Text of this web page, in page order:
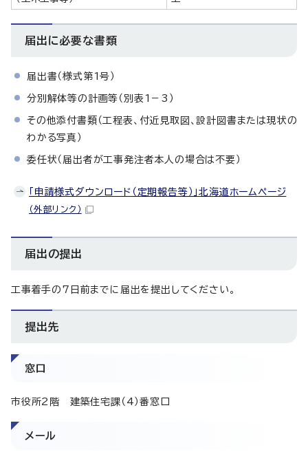
届出に必要な書類
届出書（様式第1号）
分別解体等の計画等（別表1－3）
その他添付書類（工程表、付近見取図、設計図書または現状の
わかる写真）
委任状（届出者が工事発注者本人の場合は不要）
「申請様式ダウンロード（定期報告等）」北海道ホームページ
（外部リンク）
届出の提出
工事着手の7日前までに届出を提出してください。
提出先
窓口
市役所2階 建築住宅課（4）番窓口
メール